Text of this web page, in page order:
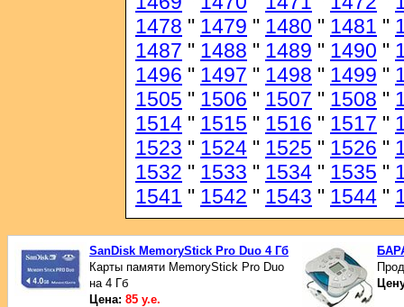
1478 " 1479 " 1480 " 1481 "
1487 " 1488 " 1489 " 1490 "
1496 " 1497 " 1498 " 1499 "
1505 " 1506 " 1507 " 1508 "
1514 " 1515 " 1516 " 1517 "
1523 " 1524 " 1525 " 1526 "
1532 " 1533 " 1534 " 1535 "
1541 " 1542 " 1543 " 1544 "
SanDisk MemoryStick Pro Duo 4 Гб
Карты памяти MemoryStick Pro Duo
на 4 Гб
Цена: 85 у.е.